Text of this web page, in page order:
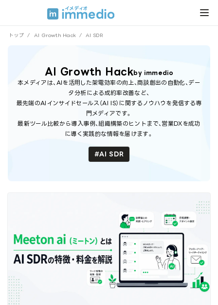
トップ / AI Growth Hack / AI SDR
AI Growth Hackby immedio
本メディアは、AIを活用した架電効率の向上、商談創出の自動化、デー
タ分析による成約率改善など、
最先端のAIインサイドセールス（AI IS）に関するノウハウを発信する専
門メディアです。
最新ツール比較から導入事例、組織構築のヒントまで、営業DXを成功
に導く実践的な情報を届けます。
AI SDR